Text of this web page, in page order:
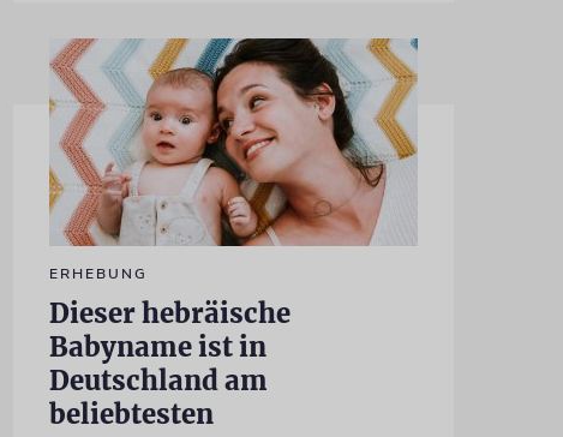
ERHEBUNG
Dieser hebräische
Babyname ist in
Deutschland am
beliebtesten